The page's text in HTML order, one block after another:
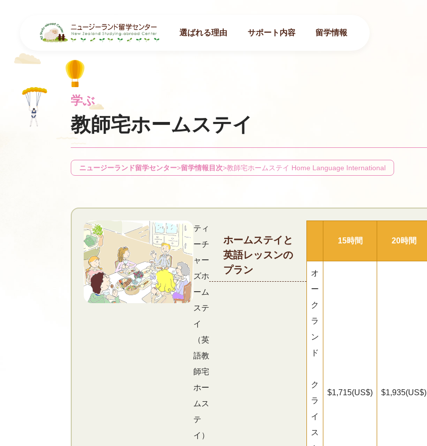
選ばれる理由 サポート内容 留学情報
教師宅ホームステイ
学ぶ
ニュージーランド留学センター>留学情報目次>教師宅ホームステイ Home Language International
ティ
ーチ
ャー
ズホ
ーム
ステ
イ
（英
語教
師宅
ホー
ムス
テ
イ）
ホームステイと
英語レッスンの
プラン
15時間 20時間
オ
ー
ク
ラ
ン
ド
ク
ラ
イ
ス
$1,715(US$) $1,935(US$)